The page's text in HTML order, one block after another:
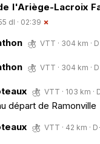
l'Ariège-Lacroix
dl · 02:39
VTT · 304 km ·
VTT · 304 km ·
VTT · 103 km ·
départ de Ramonville
VTT · 42 km ·